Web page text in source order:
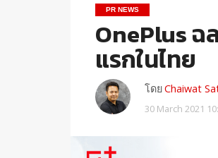
PR NEWS
OnePlus ฉ
แรกในไทย
โดยChaiwat
30 March 2021